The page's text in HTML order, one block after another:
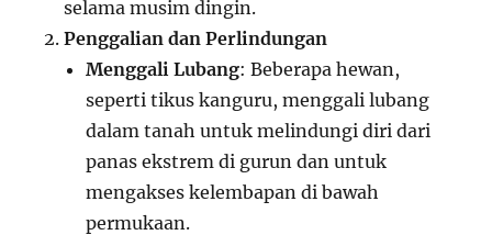
selama musim dingin.
Penggalian dan Perlindungan
Menggali Lubang: Beberapa hewan,
seperti tikus kanguru, menggali lubang
dalam tanah untuk melindungi diri dari
panas ekstrem di gurun dan untuk
mengakses kelembapan di bawah
permukaan.